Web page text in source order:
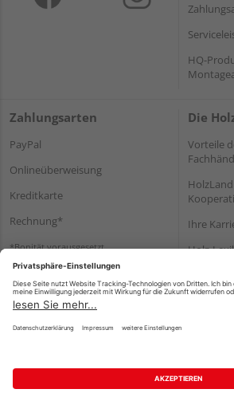
HQ-
Zahlungsarten
PayPal
Onlineüberweisung
Kreditkarte
Rechnung*
*Bonität vorausgesetzt
Die
Vorteile
Ihre
Holz-
Impressum Datenschutz